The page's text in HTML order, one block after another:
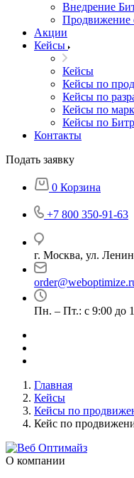
Внедрение
Продвижение
Акции
Кейсы
Кейсы
Кейсы по
Кейсы по
Кейсы по
Кейсы по
Контакты
Подать заявку
0 Корзина
+7 800 350-91-63
г. Москва, ул.
Пн. – Пт.: с 9:00 до
Главная
Кейсы
Кейсы по
Кейс по
О компании